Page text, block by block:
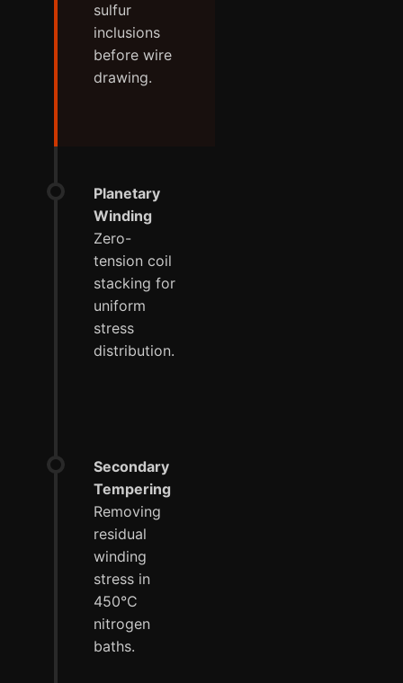
sulfur
inclusions
before wire
drawing.
Planetary
Winding
Zero-
tension coil
stacking for
uniform
stress
distribution.
Secondary
Tempering
Removing
residual
winding
stress in
450°C
nitrogen
baths.